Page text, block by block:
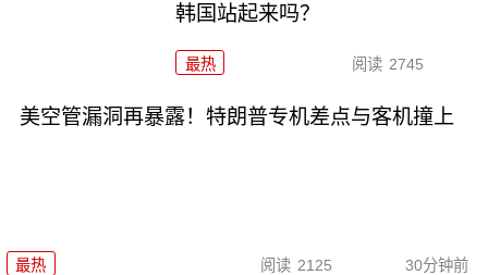
韩国站起来吗？
最热 阅读 2745
美空管漏洞再暴露！特朗普专机差点与客机撞上
最热 阅读 2125 30分钟前